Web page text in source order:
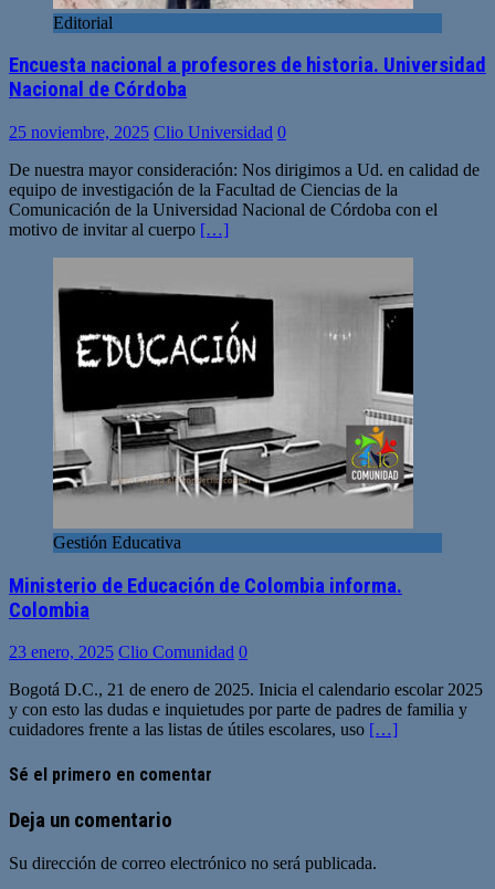
Editorial
Encuesta nacional a profesores de historia. Universidad
Nacional de Córdoba
25 noviembre, 2025 Clio Universidad 0
De nuestra mayor consideración: Nos dirigimos a Ud. en calidad de
equipo de investigación de la Facultad de Ciencias de la
Comunicación de la Universidad Nacional de Córdoba con el
motivo de invitar al cuerpo […]
Gestión Educativa
Ministerio de Educación de Colombia informa.
Colombia
23 enero, 2025 Clio Comunidad 0
Bogotá D.C., 21 de enero de 2025. Inicia el calendario escolar 2025
y con esto las dudas e inquietudes por parte de padres de familia y
cuidadores frente a las listas de útiles escolares, uso […]
Sé el primero en comentar
Deja un comentario
Su dirección de correo electrónico no será publicada.